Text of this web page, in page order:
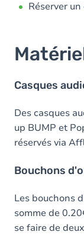
Réserver
Casques
Des casques
up BUMP et
réservés via
Bouchons
Les bouchons
somme de
se faire de